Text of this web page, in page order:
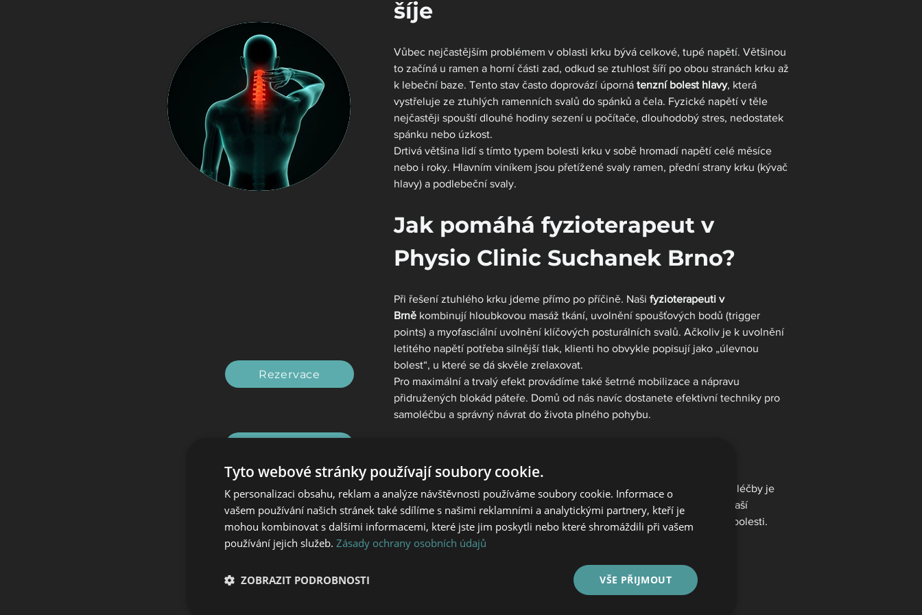
Rezervace
Kontakt
šíje
Vůbec nejčastějším problémem v oblasti krku bývá celkové, tupé napětí. Většinou
to začíná u ramen a horní části zad, odkud se ztuhlost šíří po obou stranách krku až
k lebeční baze. Tento stav často doprovází úporná tenzní bolest hlavy, která
vystřeluje ze ztuhlých ramenních svalů do spánků a čela. Fyzické napětí v těle
nejčastěji spouští dlouhé hodiny sezení u počítače, dlouhodobý stres, nedostatek
spánku nebo úzkost.
Drtivá většina lidí s tímto typem bolesti krku v sobě hromadí napětí celé měsíce
nebo i roky. Hlavním viníkem jsou přetížené svaly ramen, přední strany krku (kývač
hlavy) a podlebeční svaly.
Jak pomáhá fyzioterapeut v
Physio Clinic Suchanek Brno?
Při řešení ztuhlého krku jdeme přímo po příčině. Naši fyzioterapeuti v
Brně kombinují hloubkovou masáž tkání, uvolnění spoušťových bodů (trigger
points) a myofasciální uvolnění klíčových posturálních svalů. Ačkoliv je k uvolnění
letitého napětí potřeba silnější tlak, klienti ho obvykle popisují jako „úlevnou
bolest“, u které se dá skvěle zrelaxovat.
Pro maximální a trvalý efekt provádíme také šetrné mobilizace a nápravu
přidružených blokád páteře. Domů od nás navíc dostanete efektivní techniky pro
samoléčbu a správný návrat do života plného pohybu.
Nečekejte, až se ztuhlost promění v akutní blokádu. Základem úspěšné léčby je
zjistit, proč k napětí dochází. Objednejte se na
vstupní diagnostiku
na naší
klinice Physio Clinic Suchanek v Brně a získej cílený plán pro úlevu od bolesti.
Rezervace
Tyto webové stránky používají soubory cookie.
K personalizaci obsahu, reklam a analýze návštěvnosti používáme soubory cookie. Informace o
vašem používání našich stránek také sdílíme s našimi reklamními a analytickými partnery, kteří je
mohou kombinovat s dalšími informacemi, které jste jim poskytli nebo které shromáždili při vašem
používání jejich služeb. Zásady ochrany osobních údajů
VŠE PŘIJMOUT
ZOBRAZIT PODROBNOSTI